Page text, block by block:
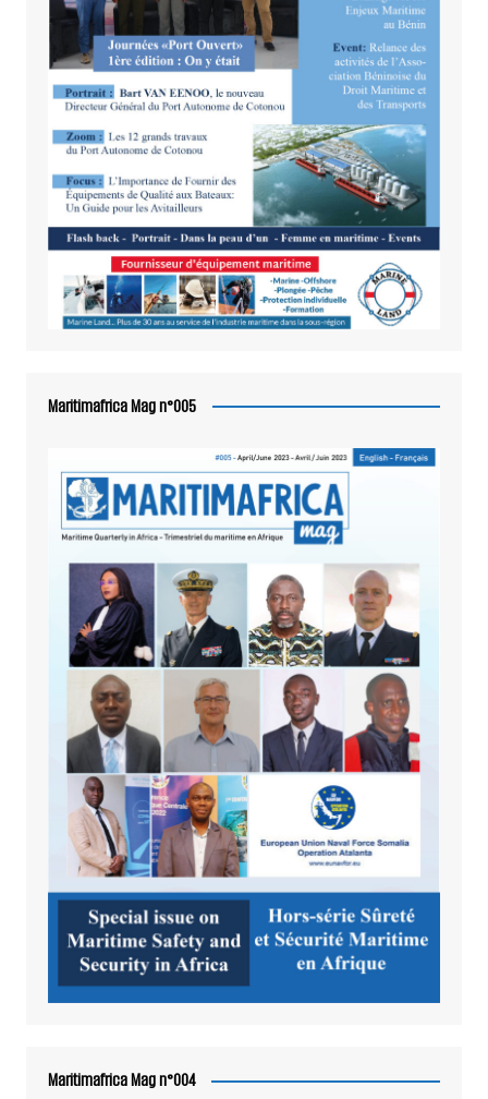
Maritimafrica Mag n°005
Maritimafrica Mag n°004